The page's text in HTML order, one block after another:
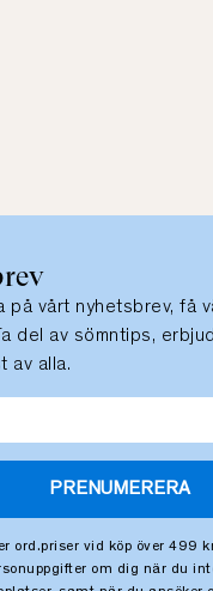
på vårt nyhetsbrev, få
del av sömntips,
av alla.
PRENUMERERA
ord.priser vid köp över 499
om dig när du